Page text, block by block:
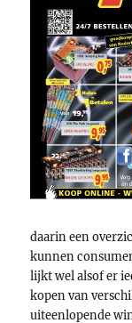
daarin een
kunnen
lijkt wel alsof er
kopen van
uiteenlopende